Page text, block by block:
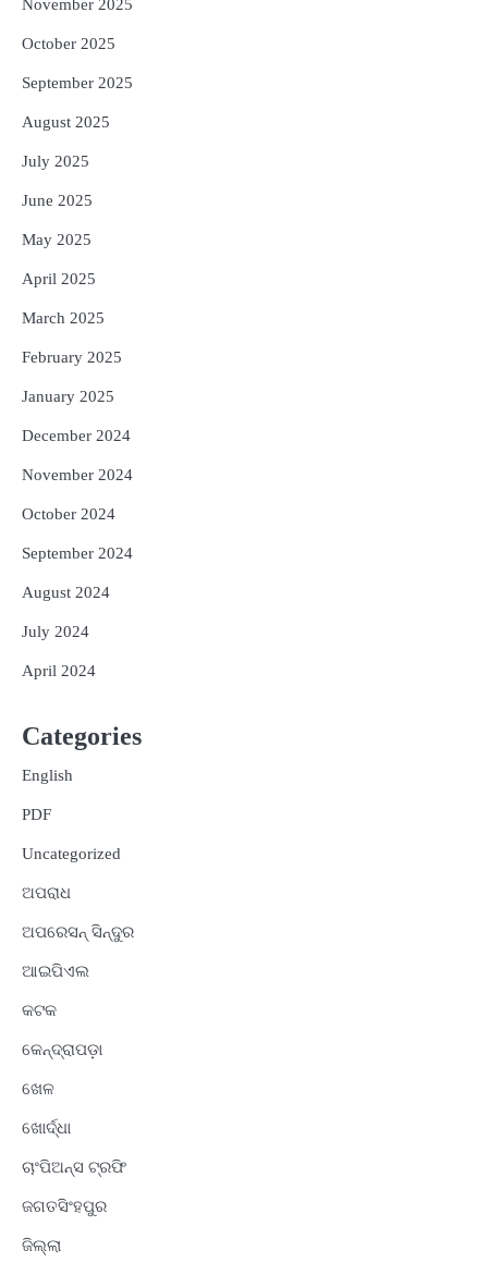
November 2025
October 2025
September 2025
August 2025
July 2025
June 2025
May 2025
April 2025
March 2025
February 2025
January 2025
December 2024
November 2024
October 2024
September 2024
August 2024
July 2024
April 2024
Categories
English
PDF
Uncategorized
ଅପରାଧ
ଅପରେସନ୍ ସିନ୍ଦୁର
ଆଇପିଏଲ
କଟକ
କେନ୍ଦ୍ରାପଡ଼ା
ଖେଳ
ଖୋର୍ଦ୍ଧା
ଚାଂପିଅନ୍ସ ଟ୍ରଫି
ଜଗତସିଂହପୁର
ଜିଲ୍ଲା